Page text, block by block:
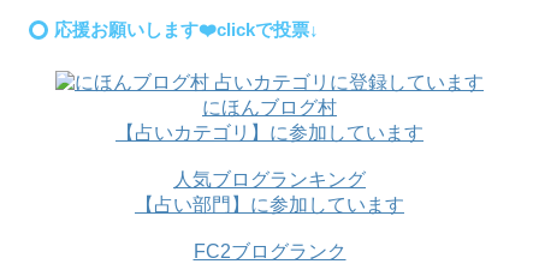
応援お願いします❤️clickで投票↓
にほんブログ村
【占いカテゴリ】に参加しています
人気ブログランキング
【占い部門】に参加しています
FC2ブログランク